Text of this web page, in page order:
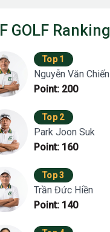
F GOLF Ranking
Top 1
Nguyễn Văn Chiến
Point: 200
Top 2
Park Joon Suk
Point: 160
Top 3
Trần Đức Hiền
Point: 140